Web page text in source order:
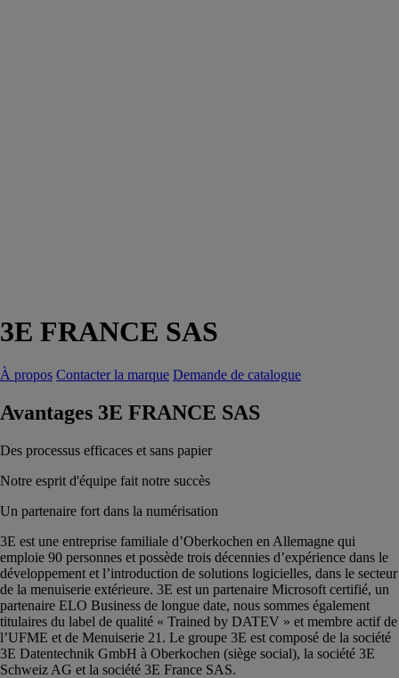
3E FRANCE SAS
À propos Contacter la marque Demande de catalogue
Avantages 3E FRANCE SAS
Des processus efficaces et sans papier
Notre esprit d'équipe fait notre succès
Un partenaire fort dans la numérisation
3E est une entreprise familiale d’Oberkochen en Allemagne qui
emploie 90 personnes et possède trois décennies d’expérience dans le
développement et l’introduction de solutions logicielles, dans le secteur
de la menuiserie extérieure. 3E est un partenaire Microsoft certifié, un
partenaire ELO Business de longue date, nous sommes également
titulaires du label de qualité « Trained by DATEV » et membre actif de
l’UFME et de Menuiserie 21. Le groupe 3E est composé de la société
3E Datentechnik GmbH à Oberkochen (siège social), la société 3E
Schweiz AG et la société 3E France SAS.